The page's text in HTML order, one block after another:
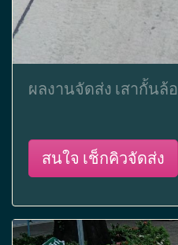
ผลงานจัดส่ง เสากั้นล้อ
สนใจ เช็กคิวจัดส่ง